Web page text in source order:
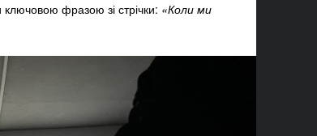
ключовою фразою зі стрічки: «Коли ми